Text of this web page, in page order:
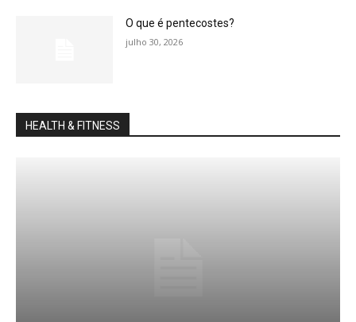
O que é pentecostes?
julho 30, 2026
HEALTH & FITNESS